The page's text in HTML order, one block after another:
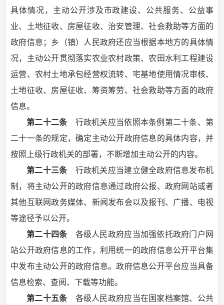
具体情况，主动公开涉及市政建设、公共服务、公益事
业、土地征收、房屋征收、治安管理、社会救助等方面的
政府信息；乡（镇）人民政府还应当根据本地方的具体情
况，主动公开贯彻落实农业农村政策、农田水利工程建设
运营、农村土地承包经营权流转、宅基地使用情况审核、
土地征收、房屋征收、筹资筹劳、社会救助等方面的政府
信息。
第二十二条行政机关应当依照本条例第二十条、第
二十一条的规定，确定主动公开政府信息的具体内容，并
按照上级行政机关的部署，不断增加主动公开的内容。
第二十三条行政机关应当建立健全政府信息发布机
制，将主动公开的政府信息通过政府公报、政府网站或者
其他互联网政务媒体、新闻发布会以及报刊、广播、电视
等途径予以公开。
第二十四条各级人民政府应当加强依托政府门户网
站公开政府信息的工作，利用统一的政府信息公开平台集
中发布主动公开的政府信息。政府信息公开平台应当具备
信息检索、查阅、下载等功能。
第二十五条各级人民政府应当在国家档案馆、公共